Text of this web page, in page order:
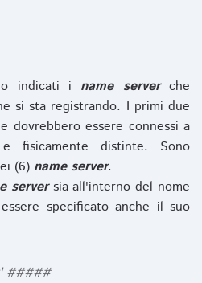
indicati i name serverche
si sta registrando. I primi due
dovrebbero essere connessi a
fisicamente distinte. Sono
(6) name server.
serversia all'interno del nome
specificato anche il suo
#####